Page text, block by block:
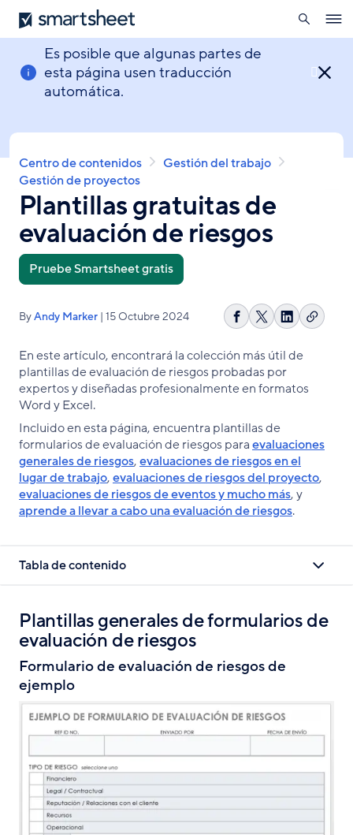
Pasar
al
contenido
principal
Smartsheet
búsqueda
Es posible que algunas partes de
esta página usen traducción
automática.

Sobrescribir
enlaces
de
ayuda
a
la
navegación
Centro de contenidos
Gestión del trabajo
Gestión de proyectos
Plantillas gratuitas de
evaluación de riesgos
Pruebe Smartsheet gratis
ByAndy Marker | 15 Octubre 2024
Compartir
Facebook
Share
X
Compartir
LinkedIn
Copiar
En este artículo, encontrará la colección más útil de
plantillas de evaluación de riesgos probadas por
expertos y diseñadas profesionalmente en formatos
Word y Excel.
Incluido en esta página, encuentra plantillas de
formularios de evaluación de riesgos paraevaluaciones
generales de riesgos,evaluaciones de riesgos en el
lugar de trabajo,evaluaciones de riesgos del proyecto,
evaluaciones de riesgos de eventos y mucho más, y
aprende a llevar a cabo una evaluación de riesgos.
Tabla de contenido
Plantillas generales de formularios de
evaluación de riesgos
Formulario de evaluación de riesgos de
ejemplo